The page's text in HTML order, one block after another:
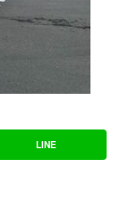
LINE